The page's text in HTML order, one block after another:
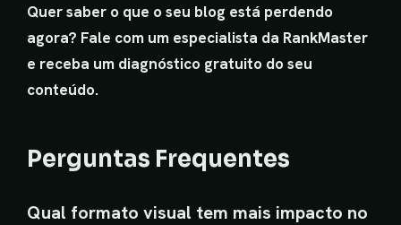
Quer saber o que o seu blog está perdendo
agora? Fale com um especialista da RankMaster
e receba um diagnóstico gratuito do seu
conteúdo.
Perguntas Frequentes
Qual formato visual tem mais impacto no